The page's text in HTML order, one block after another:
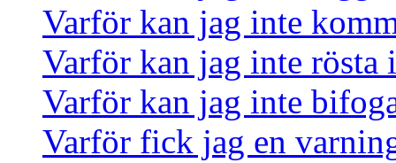
Varför kan jag inte
Varför kan jag inte rösta
Varför kan jag inte
Varför fick jag en